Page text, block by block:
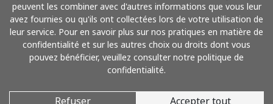
peuvent les combiner avec d'autres informations que vous leur
avez fournies ou qu'ils ont collectées lors de votre utilisation de
leur service. Pour en savoir plus sur nos pratiques en matière de
confidentialité et sur les autres choix ou droits dont vous
pouvez bénéficier, veuillez consulter notre politique de
confidentialité.
Refuser Accepter tout
Payez avec